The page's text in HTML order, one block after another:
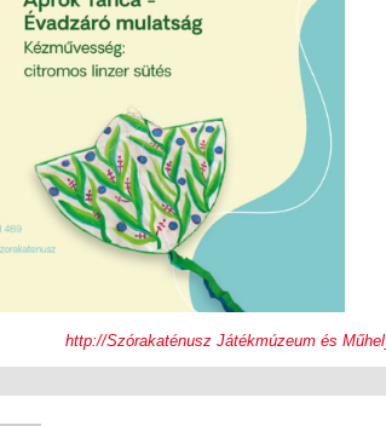
http://Szórakaténusz Játékmúzeum és